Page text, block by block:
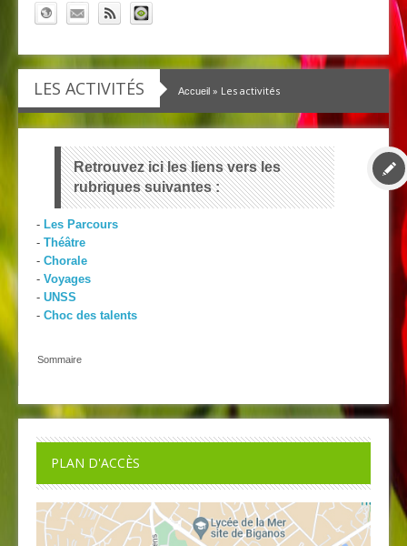
LES ACTIVITÉS Accueil » Les activités
Retrouvez ici les liens vers les
rubriques suivantes :
- Les Parcours
- Théâtre
- Chorale
- Voyages
- UNSS
- Choc des talents
Sommaire
PLAN D'ACCÈS